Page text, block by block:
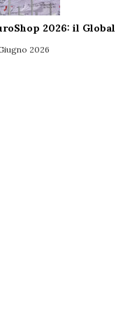
2026: il
2026